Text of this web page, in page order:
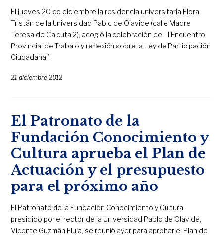
El jueves 20 de diciembre la residencia universitaria Flora
Tristán de la Universidad Pablo de Olavide (calle Madre
Teresa de Calcuta 2), acogió la celebración del “I Encuentro
Provincial de Trabajo y reflexión sobre la Ley de Participación
Ciudadana”.
21 diciembre 2012
El Patronato de la
Fundación Conocimiento y
Cultura aprueba el Plan de
Actuación y el presupuesto
para el próximo año
El Patronato de la Fundación Conocimiento y Cultura,
presidido por el rector de la Universidad Pablo de Olavide,
Vicente Guzmán Fluja, se reunió ayer para aprobar el Plan de